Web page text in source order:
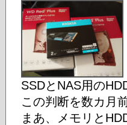
SSDとNAS用の
この判断を数カ月
まあ、メモリと